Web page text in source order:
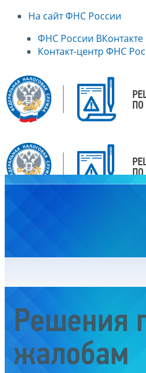
На сайт ФНС России
ФНС России ВКонтакте
Контакт-центр ФНС
Решения
жалобам